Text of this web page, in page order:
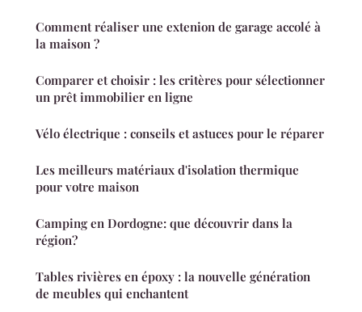
Comment réaliser une extenion de garage accolé à
la maison ?
Comparer et choisir : les critères pour sélectionner
un prêt immobilier en ligne
Vélo électrique : conseils et astuces pour le réparer
Les meilleurs matériaux d'isolation thermique
pour votre maison
Camping en Dordogne: que découvrir dans la
région?
Tables rivières en époxy : la nouvelle génération
de meubles qui enchantent